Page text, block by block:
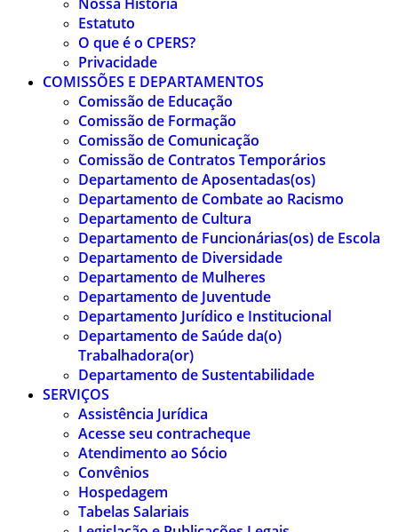
Estatuto
O que é o CPERS?
Privacidade
COMISSÕES E DEPARTAMENTOS
Comissão de Educação
Comissão de Formação
Comissão de Comunicação
Comissão de Contratos Temporários
Departamento de Aposentadas(os)
Departamento de Combate ao Racismo
Departamento de Cultura
Departamento de Funcionárias(os) de Escola
Departamento de Diversidade
Departamento de Mulheres
Departamento de Juventude
Departamento Jurídico e Institucional
Departamento de Saúde da(o)
Trabalhadora(or)
Departamento de Sustentabilidade
SERVIÇOS
Assistência Jurídica
Acesse seu contracheque
Atendimento ao Sócio
Convênios
Hospedagem
Tabelas Salariais